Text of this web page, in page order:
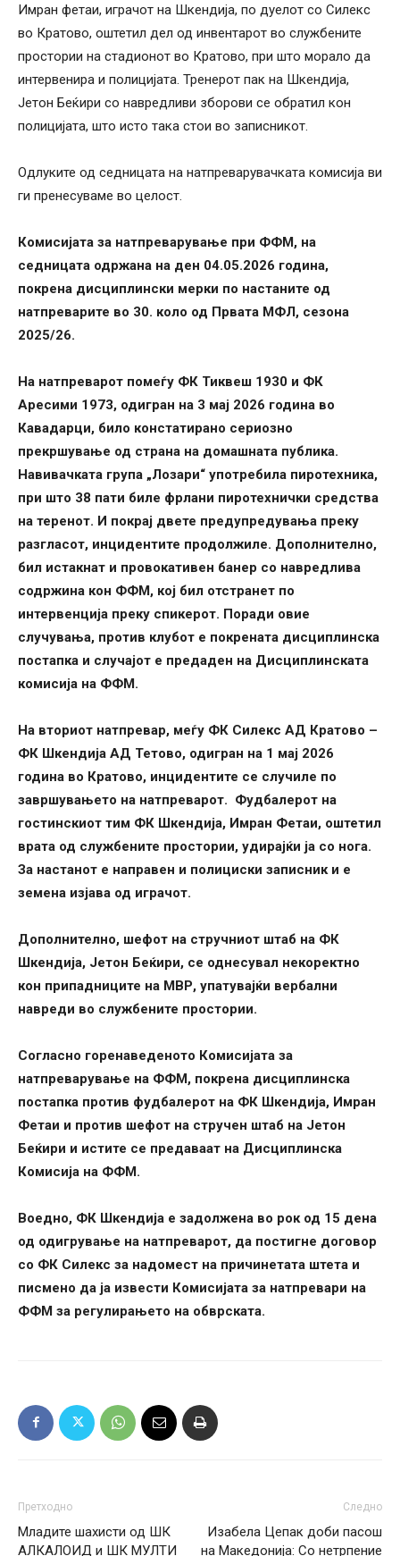
Имран фетаи, играчот на Шкендија, по дуелот со Силекс
во Кратово, оштетил дел од инвентарот во службените
простории на стадионот во Кратово, при што морало да
интервенира и полицијата. Тренерот пак на Шкендија,
Јетон Беќири со навредливи зборови се обратил кон
полицијата, што исто така стои во записникот.
Одлуките од седницата на натпреварувачката комисија ви
ги пренесуваме во целост.
Комисијата за натпреварување при ФФМ, на
седницата одржана на ден 04.05.2026 година,
покрена дисциплински мерки по настаните од
натпреварите во 30. коло од Првата МФЛ, сезона
2025/26.
На натпреварот помеѓу ФК Тиквеш 1930 и ФК
Аресими 1973, одигран на 3 мај 2026 година во
Кавадарци, било констатирано сериозно
прекршување од страна на домашната публика.
Навивачката група „Лозари“ употребила пиротехника,
при што 38 пати биле фрлани пиротехнички средства
на теренот. И покрај двете предупредувања преку
разгласот, инцидентите продолжиле. Дополнително,
бил истакнат и провокативен банер со навредлива
содржина кон ФФМ, кој бил отстранет по
интервенција преку спикерот. Поради овие
случувања, против клубот е покрената дисциплинска
постапка и случајот е предаден на Дисциплинската
комисија на ФФМ.
На вториот натпревар, меѓу ФК Силекс АД Кратово –
ФК Шкендија АД Тетово, одигран на 1 мај 2026
година во Кратово, инцидентите се случиле по
завршувањето на натпреварот. Фудбалерот на
гостинскиот тим ФК Шкендија, Имран Фетаи, оштетил
врата од службените простории, удирајќи ја со нога.
За настанот е направен и полициски записник и е
земена изјава од играчот.
Дополнително, шефот на стручниот штаб на ФК
Шкендија, Јетон Беќири, се однесувал некоректно
кон припадниците на МВР, упатувајќи вербални
навреди во службените простории.
Согласно горенаведеното Комисијата за
натпреварување на ФФМ, покрена дисциплинска
постапка против фудбалерот на ФК Шкендија, Имран
Фетаи и против шефот на стручен штаб на Јетон
Беќири и истите се предаваат на Дисциплинска
Комисија на ФФМ.
Воедно, ФК Шкендија е задолжена во рок од 15 дена
од одигрување на натпреварот, да постигне договор
со ФК Силекс за надомест на причинетата штета и
писмено да ја извести Комисијата за натпревари на
ФФМ за регулирањето на обврската.
Претходно
Младите шахисти од ШК
АЛКАЛОИД и ШК МУЛТИ
Следно
Изабела Цепак доби пасош
на Македонија: Со нетрпение